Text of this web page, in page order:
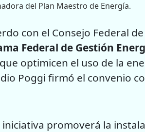
del Plan Maestro de Energía.
con el Consejo Federal
Federal de Gestión
optimicen el uso de la
Poggi firmó el convenio
iniciativa promoverá la